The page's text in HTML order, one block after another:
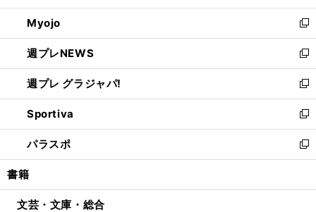
開
く
ウ
で
開
く
ン
ド
ウ
で
開
く
ウ
ィ
ン
ド
ウ
で
開
く
Myojo
新
し
い
ウ
ィ
ン
ド
ウ
で
開
週プレNEWS
新
し
い
ウ
ィ
ン
ド
ウ
開
週プレ グラジャパ!
新
し
い
ウ
ィ
ン
ウ
Sportiva
新
し
い
ウ
ン
パラスポ
新
し
ウ
書籍
文芸・文庫・総合